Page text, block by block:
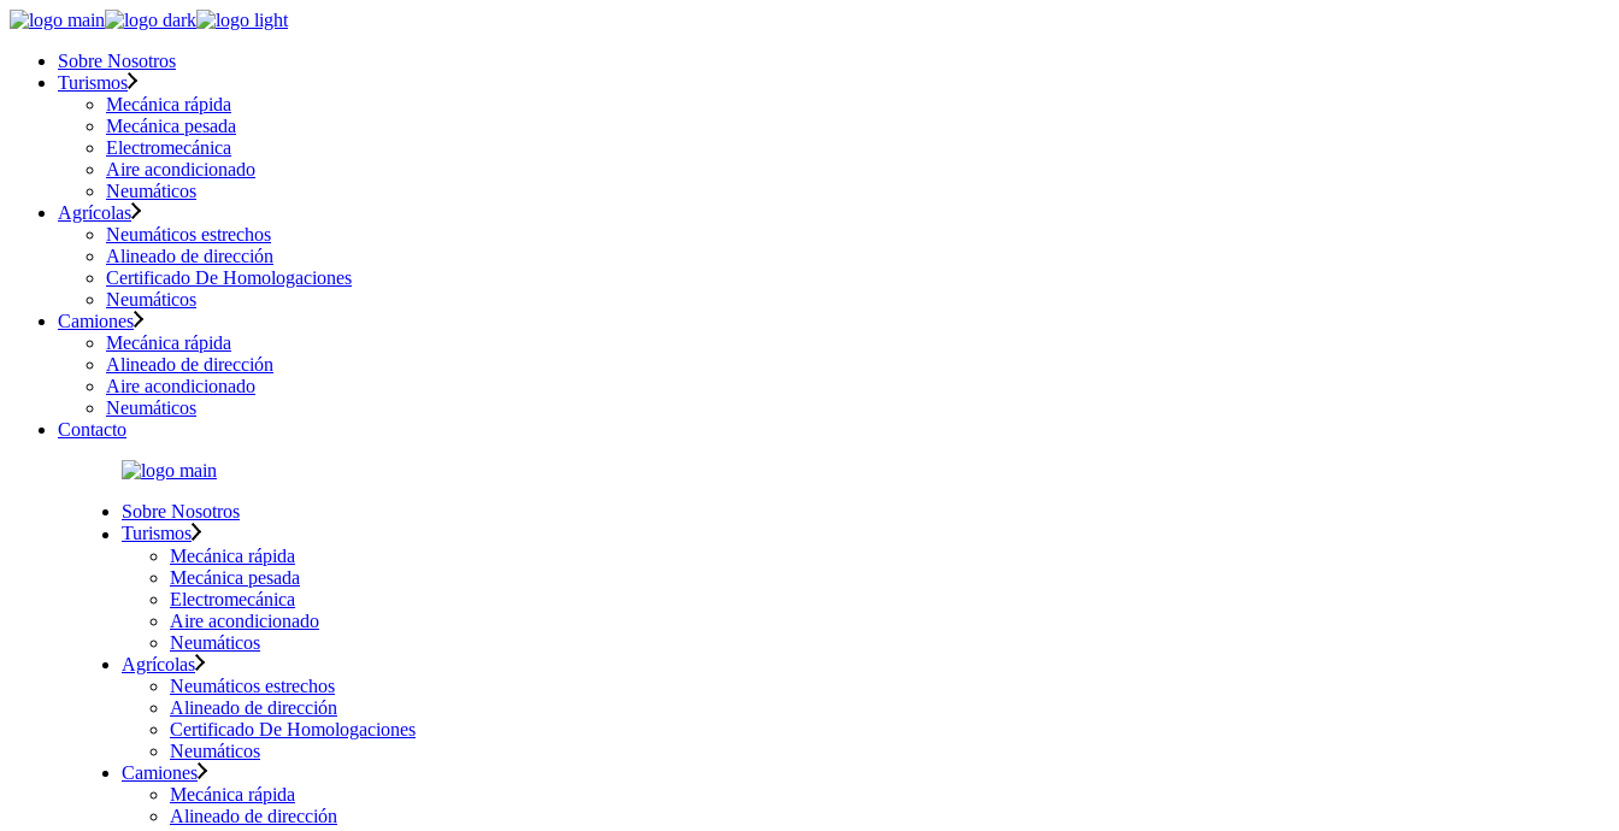
Skip
content
Sobre Nosotros
Turismos
Mecánica rápida
Mecánica pesada
Electromecánica
Aire acondicionado
Neumáticos
Agrícolas
Neumáticos estrechos
Alineado de dirección
Certificado De Homologaciones
Neumáticos
Camiones
Mecánica rápida
Alineado de dirección
Aire acondicionado
Neumáticos
Contacto
Sobre Nosotros
Turismos
Mecánica rápida
Mecánica pesada
Electromecánica
Aire acondicionado
Neumáticos
Agrícolas
Neumáticos estrechos
Alineado de dirección
Certificado De Homologaciones
Neumáticos
Camiones
Mecánica rápida
Alineado de dirección